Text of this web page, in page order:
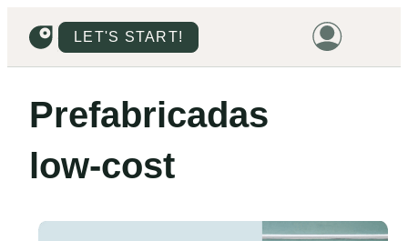
LET'S START!
PROJECTS
Prefabricadas
low‑cost